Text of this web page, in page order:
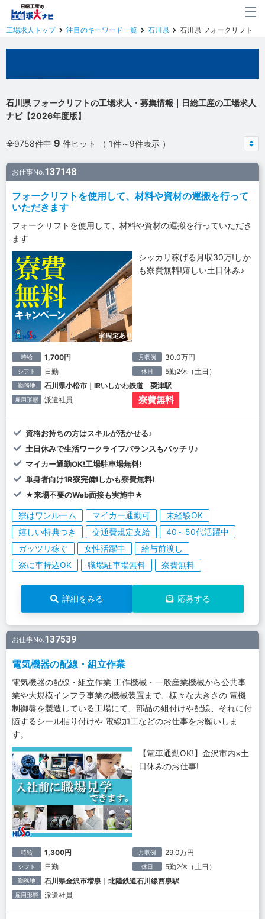
工場求人トップ 注目のキーワード一覧 石川県 石川県 フォークリフト
石川県 フォークリフトの工場求人・募集情報｜日総工産の工場求人
ナビ【2026年度版】
全9758件中 9 件ヒット （ 1件～9件表示 ）
お仕事No.137148
フォークリフトを使用して、材料や資材の運搬を行って
いただきます
フォークリフトを使用して、材料や資材の運搬を行っていただき
ます
シッカリ稼げる月収30万!しか
も寮費無料!嬉しい土日休み♪
時給 1,700円 月収例 30.0万円
シフト 日勤 休日 5勤2休（土日）
勤務地 石川県小松市｜IRいしかわ鉄道 粟津駅
雇用形態 派遣社員 寮費無料
資格お持ちの方はスキルが活かせる♪
土日休みで生活ワークライフバランスもバッチリ♪
マイカー通勤OK!工場駐車場無料!
単身者向け1R寮完備!しかも寮費無料!
★来場不要のWeb面接も実施中★
寮はワンルーム マイカー通勤可
未経験OK
嬉しい特典つき
交通費規定支給
40～50代活躍中
ガッツリ稼ぐ
女性活躍中
給与前渡し
寮に車持込OK
職場駐車場無料 寮費無料
詳細をみる 応募する
お仕事No.137539
電気機器の配線・組立作業
電気機器の配線・組立作業 工作機械・一般産業機械から公共事
業や大規模インフラ事業の機械装置まで、様々な大きさの 電機
制御盤を製造している工場にて、部品の組付けや配線、それに付
随するシール貼り付けや 電線加工などのお仕事をお願いしま
す。
【電車通勤OK!】金沢市内×土
日休みのお仕事!
時給 1,300円 月収例 29.0万円
シフト 日勤 休日 5勤2休（土日）
勤務地 石川県金沢市増泉｜北陸鉄道石川線西泉駅
雇用形態 派遣社員